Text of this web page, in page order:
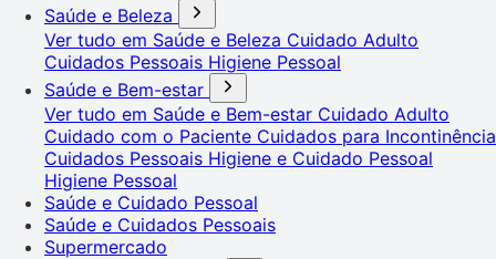
Saúde e Beleza
Ver tudo em Saúde e Beleza Cuidado Adulto
Cuidados Pessoais Higiene Pessoal
Saúde e Bem-estar
Ver tudo em Saúde e Bem-estar Cuidado Adulto
Cuidado com o Paciente Cuidados para Incontinência
Cuidados Pessoais Higiene e Cuidado Pessoal
Higiene Pessoal
Saúde e Cuidado Pessoal
Saúde e Cuidados Pessoais
Supermercado